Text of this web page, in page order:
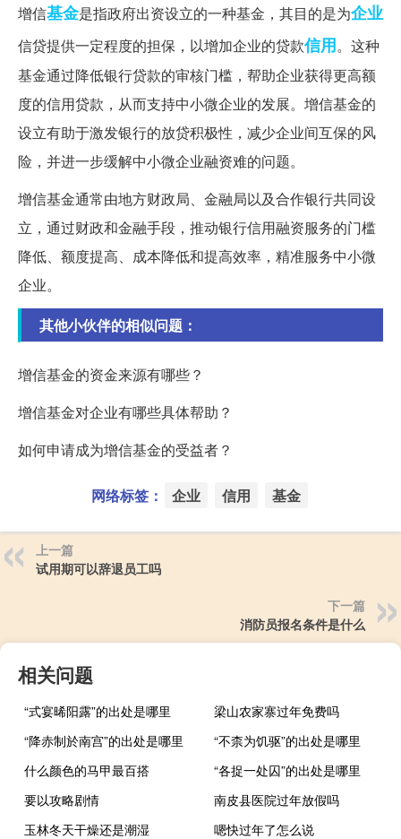
增信基金是指政府出资设立的一种基金，其目的是为企业
信贷提供一定程度的担保，以增加企业的贷款信用。这种
基金通过降低银行贷款的审核门槛，帮助企业获得更高额
度的信用贷款，从而支持中小微企业的发展。增信基金的
设立有助于激发银行的放贷积极性，减少企业间互保的风
险，并进一步缓解中小微企业融资难的问题。
增信基金通常由地方财政局、金融局以及合作银行共同设
立，通过财政和金融手段，推动银行信用融资服务的门槛
降低、额度提高、成本降低和提高效率，精准服务中小微
企业。
其他小伙伴的相似问题：
增信基金的资金来源有哪些？
增信基金对企业有哪些具体帮助？
如何申请成为增信基金的受益者？
网络标签： 企业 信用 基金
上一篇
试用期可以辞退员工吗
下一篇
消防员报名条件是什么
相关问题
“式宴晞阳露”的出处是哪里
梁山农家寨过年免费吗
“降赤制於南宫”的出处是哪里
“不柰为饥驱”的出处是哪里
什么颜色的马甲最百搭
“各捉一处囚”的出处是哪里
要以攻略剧情
南皮县医院过年放假吗
玉林冬天干燥还是潮湿
嗯快过年了怎么说